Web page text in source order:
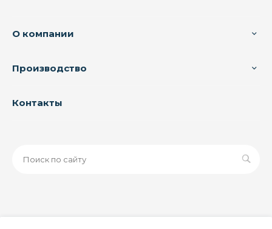
О компании
Производство
Контакты